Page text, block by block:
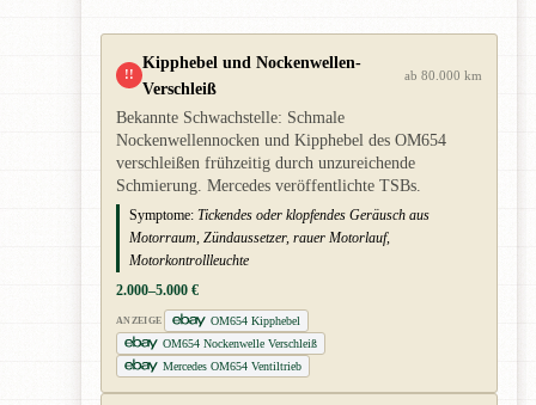
!!
Kipphebel und Nockenwellen-
Verschleiß
ab 80.000 km
Bekannte Schwachstelle: Schmale
Nockenwellennocken und Kipphebel des OM654
verschleißen frühzeitig durch unzureichende
Schmierung. Mercedes veröffentlichte TSBs.
Symptome: Tickendes oder klopfendes Geräusch aus
Motorraum, Zündaussetzer, rauer Motorlauf,
Motorkontrollleuchte
2.000–5.000 €
ANZEIGE
OM654 Kipphebel
OM654 Nockenwelle Verschleiß
Mercedes OM654 Ventiltrieb